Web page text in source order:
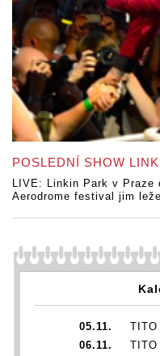
POSLEDNÍ SHOW
LIVE: Linkin Park v
Aerodrome festival jim
05.11.
TITO
06.11.
TITO